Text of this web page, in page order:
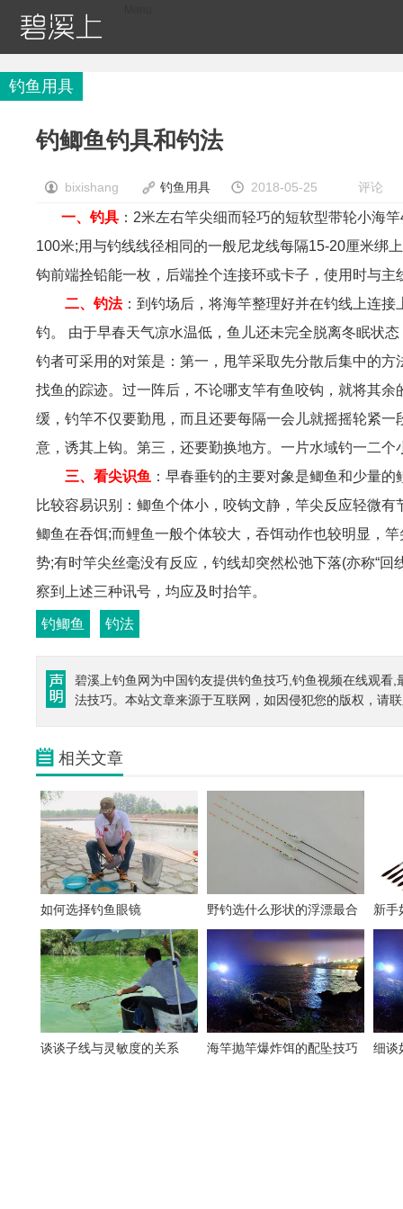
钓鱼用具
钓鲫鱼钓具和钓法
bixishang 钓鱼用具 2018-05-25 评论
一、钓具 ：2米左右竿尖细而轻巧的短软型带轮小海
100米;用与钓线线径相同的一般尼龙线每隔15-20厘米绑
钩前端拴铅能一枚，后端拴个连接环或卡子，使用时与主
二、钓法：到钓场后，将海竿整理好并在钓线上连
钓。 由于早春天气凉水温低，鱼儿还未完全脱离冬眠状
钓者可采用的对策是：第一，甩竿采取先分散后集中的
找鱼的踪迹。过一阵后，不论哪支竿有鱼咬钩，就将其
缓，钓竿不仅要勤甩，而且还要每隔一会儿就摇摇轮紧
意，诱其上钩。第三，还要勤换地方。一片水域钓一二
三、看尖识鱼 ：早春垂钓的主要对象是鲫鱼和少量
比较容易识别：鲫鱼个体小，咬钩文静，竿尖反应轻微
鲫鱼在吞饵;而鲤鱼一般个体较大，吞饵动作也较明显，
势;有时竿尖丝毫没有反应，钓线却突然松弛下落(亦称“
察到上述三种讯号，均应及时抬竿。
钓鲫鱼 钓法
碧溪上钓鱼网为中国钓友提供钓鱼技巧,钓鱼视频在线观看
法技巧。本站文章来源于互联网，如因侵犯您的版权，请
相关文章
如何选择钓鱼眼镜
野钓选什么形状的浮漂最合
适
新手
渔具
谈谈子线与灵敏度的关系 海竿抛竿爆炸饵的配坠技巧 细谈